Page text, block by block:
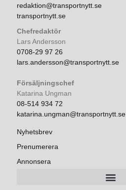
redaktion@transportnytt.se
transportnytt.se
Chefredaktör
Lars Andersson
0708-29 97 26
lars.andersson@transportnytt.se
Försäljningschef
Katarina Ungman
08-514 934 72
katarina.ungman@transportnytt.se
Nyhetsbrev
Prenumerera
Annonsera